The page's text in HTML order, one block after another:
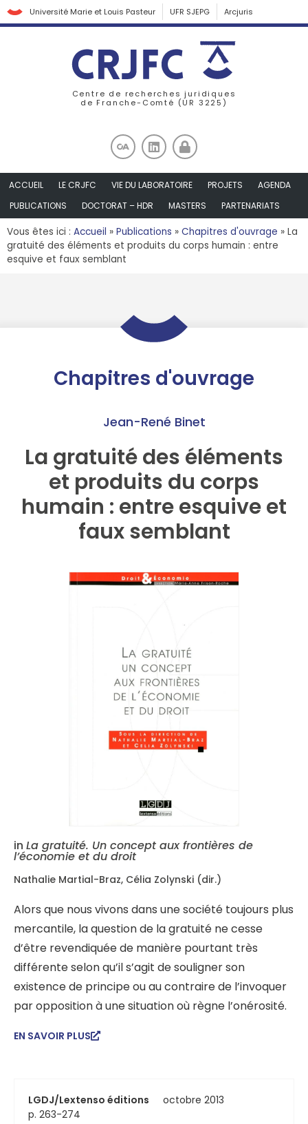
Université Marie et Louis Pasteur UFR SJEPG Arcjuris
Centre de recherches juridiques
de Franche-Comté (UR 3225)
ACCUEIL LE CRJFC VIE DU LABORATOIRE PROJETS
AGENDA
PUBLICATIONS
DOCTORAT – HDR MASTERS PARTENARIATS
Vous êtes ici : Accueil » Publications » Chapitres d'ouvrage » La
gratuité des éléments et produits du corps humain : entre
esquive et faux semblant
Chapitres d'ouvrage
Jean-René Binet
La gratuité des éléments
et produits du corps
humain : entre esquive et
faux semblant
in La gratuité. Un concept aux frontières de
l’économie et du droit
Nathalie Martial-Braz, Célia Zolynski (dir.)
Alors que nous vivons dans une société toujours plus
mercantile, la question de la gratuité ne cesse
d’être revendiquée de manière pourtant très
différente selon qu’il s’agit de souligner son
existence de principe ou au contraire de l’invoquer
par opposition à une situation où règne l’onérosité.
EN SAVOIR PLUS
LGDJ/Lextenso éditions
octobre 2013
p. 263-274